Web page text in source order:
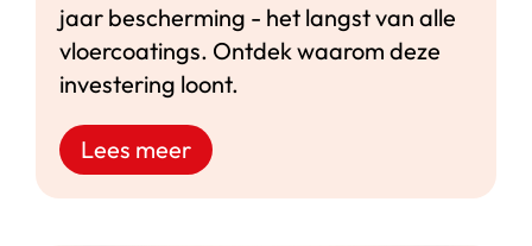
jaar bescherming - het langst van alle
vloercoatings. Ontdek waarom deze
investering loont.
Lees meer